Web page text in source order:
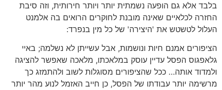
בלבד אלא גם הופעה נשמתית יותר ויותר חירותית, וזה סיבת
החזרה לכלאיים שאינה מובנת לחוקרים הרואים בה אלמנט
העלול לטשטש את 'היצירה' של כל מין בנפרד:
הציפורים אמנם חיות ונושמות, אבל עשייתן לא נשלמה; באיי
גלאפגוס הפסל עדיין עוסק במלאכתו, מלאכה שאפשר להציגה
ולמדוד אותה… ככל שהציפורים מסוגלות לשוב ולהתמזג כך
מרשימה יותר עבודתו של הפסל, כן חייב האזמל לנוע מהר יותר